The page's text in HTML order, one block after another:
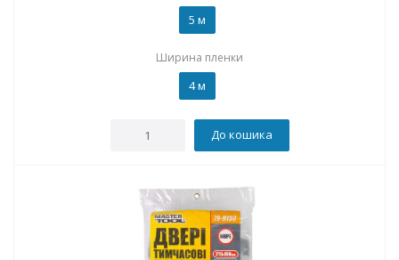
5 м
Ширина пленки
4 м
До кошика